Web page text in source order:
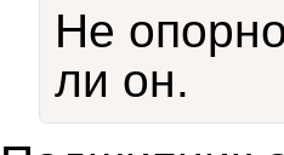
Не
ли он.